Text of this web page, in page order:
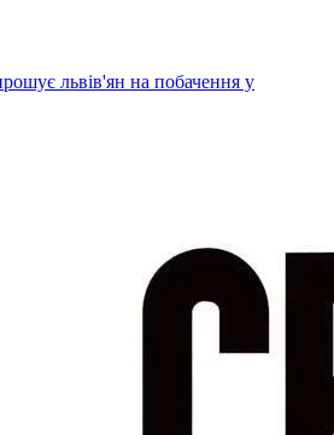
львів'ян на побачення у